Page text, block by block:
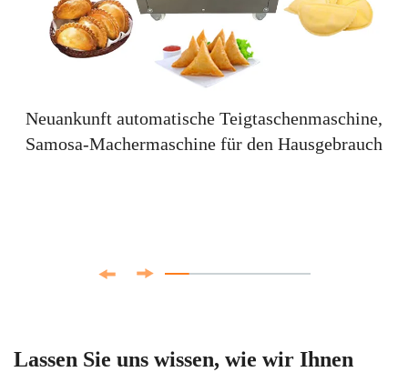
Neuankunft automatische Teigtaschenmaschine,
Samosa-Machermaschine für den Hausgebrauch
Lassen Sie uns wissen, wie wir Ihnen